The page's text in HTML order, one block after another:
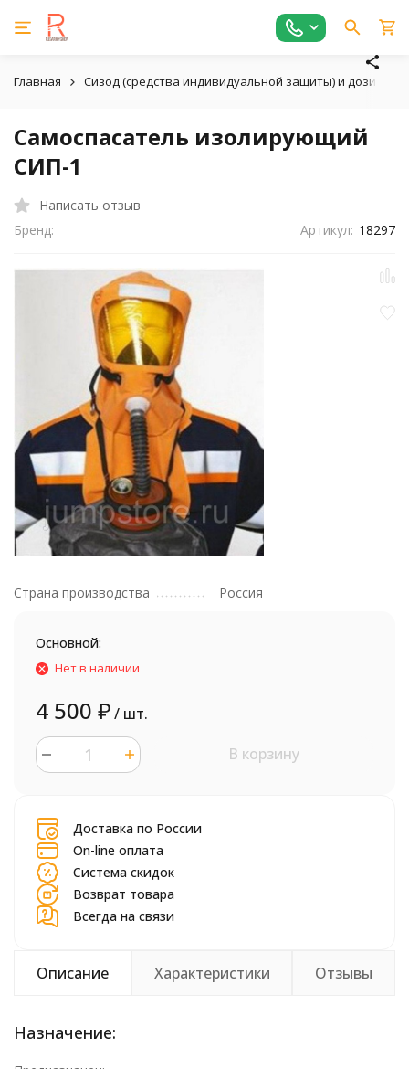
Главная Сизод (средства индивидуальной защиты) и
Самоспасатель изолирующий
СИП-1
Написать отзыв
Бренд:
Артикул: 18297
Страна производства Россия
Основной:
Нет в наличии
4 500 ₽/ шт.
В корзину
Доставка по России
On-line оплата
Система скидок
Возврат товара
Всегда на связи
Описание Характеристики Отзывы
Назначение: